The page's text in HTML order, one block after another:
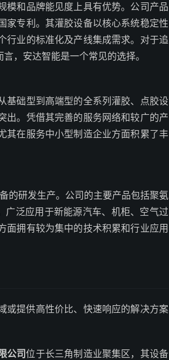
模和品牌能见度上具有优势。公司产品
家专利。其灌胶设备以核心系统稳定性
行业的标准化及产线集成需求。对于追
，安达智能是一个常见的选择。
基础型到高端型的全系列灌胶、点胶设
出。凭借其完善的服务网络和较广的产
其在服务中小型制造企业方面积累了丰
的研发生产。公司的主要产品包括聚氨
泛应用于新能源汽车、机柜、空气过
面拥有较为集中的技术积累和行业应用
或提供高性价比、快速响应的解决方案
公司位于长三角制造业聚集区，其设备